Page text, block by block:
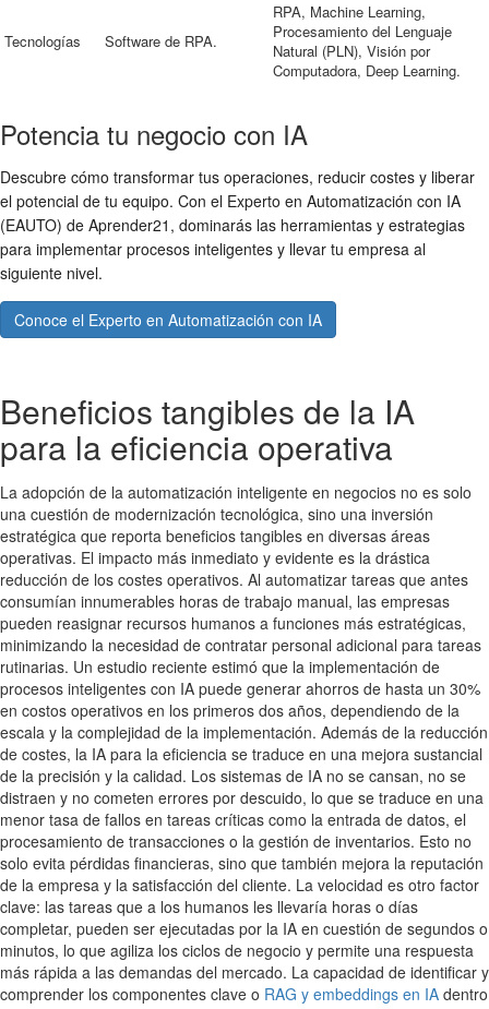
Tecnologías Software de RPA.
RPA, Machine Learning,
Procesamiento del Lenguaje
Natural (PLN), Visión por
Computadora, Deep Learning.
Potencia tu negocio con IA
Descubre cómo transformar tus operaciones, reducir costes y liberar
el potencial de tu equipo. Con el Experto en Automatización con IA
(EAUTO) de Aprender21, dominarás las herramientas y estrategias
para implementar procesos inteligentes y llevar tu empresa al
siguiente nivel.
Conoce el Experto en Automatización con IA
Beneficios tangibles de la IA
para la eficiencia operativa
La adopción de la automatización inteligente en negocios no es solo
una cuestión de modernización tecnológica, sino una inversión
estratégica que reporta beneficios tangibles en diversas áreas
operativas. El impacto más inmediato y evidente es la drástica
reducción de los costes operativos. Al automatizar tareas que antes
consumían innumerables horas de trabajo manual, las empresas
pueden reasignar recursos humanos a funciones más estratégicas,
minimizando la necesidad de contratar personal adicional para tareas
rutinarias. Un estudio reciente estimó que la implementación de
procesos inteligentes con IA puede generar ahorros de hasta un 30%
en costos operativos en los primeros dos años, dependiendo de la
escala y la complejidad de la implementación. Además de la reducción
de costes, la IA para la eficiencia se traduce en una mejora sustancial
de la precisión y la calidad. Los sistemas de IA no se cansan, no se
distraen y no cometen errores por descuido, lo que se traduce en una
menor tasa de fallos en tareas críticas como la entrada de datos, el
procesamiento de transacciones o la gestión de inventarios. Esto no
solo evita pérdidas financieras, sino que también mejora la reputación
de la empresa y la satisfacción del cliente. La velocidad es otro factor
clave: las tareas que a los humanos les llevaría horas o días
completar, pueden ser ejecutadas por la IA en cuestión de segundos o
minutos, lo que agiliza los ciclos de negocio y permite una respuesta
más rápida a las demandas del mercado. La capacidad de identificar y
comprender los componentes clave o RAG y embeddings en IA dentro